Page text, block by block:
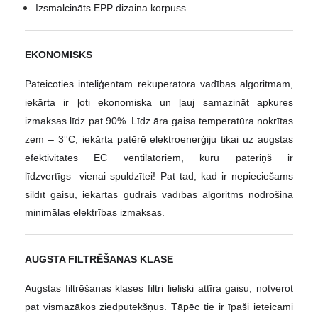
Izsmalcināts EPP dizaina korpuss
EKONOMISKS
Pateicoties inteliģentam rekuperatora vadības algoritmam,
iekārta ir ļoti ekonomiska un ļauj samazināt apkures
izmaksas līdz pat 90%. Līdz āra gaisa temperatūra nokrītas
zem – 3°C, iekārta patērē elektroenerģiju tikai uz augstas
efektivitātes EC ventilatoriem, kuru patēriņš ir
līdzvertīgs
vienai spuldzītei! Pat tad, kad ir nepieciešams
sildīt gaisu, iekārtas gudrais vadības algoritms nodrošina
minimālas elektrības izmaksas.
AUGSTA FILTRĒŠANAS KLASE
Augstas filtrēšanas klases filtri lieliski attīra gaisu, notverot
pat vismazākos ziedputekšņus. Tāpēc tie ir īpaši ieteicami